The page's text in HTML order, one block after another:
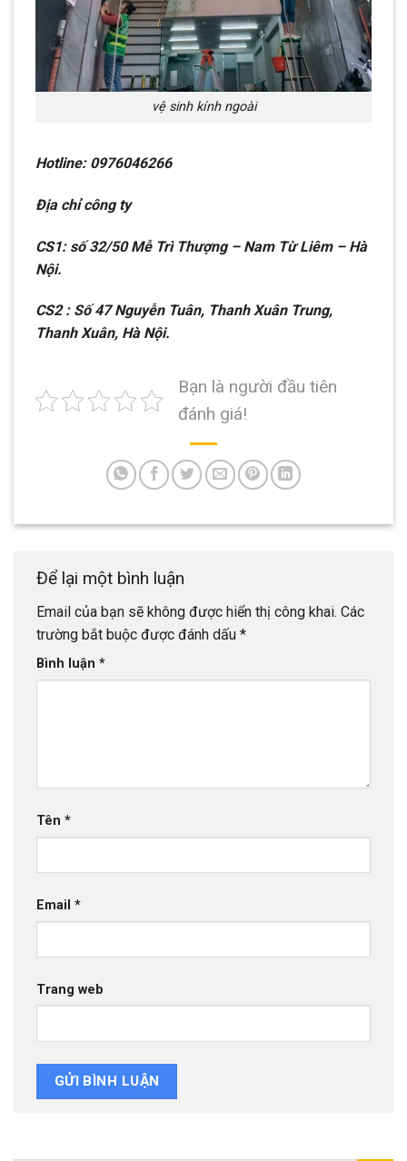
vệ sinh kính ngoài
Hotline: 0976046266
Địa chỉ công ty
CS1: số 32/50 Mễ Trì Thượng – Nam Từ Liêm – Hà
Nội.
CS2 : Số 47 Nguyễn Tuân, Thanh Xuân Trung,
Thanh Xuân, Hà Nội.
Bạn là người đầu tiên
đánh giá!
Để lại một bình luận
Email của bạn sẽ không được hiển thị công khai. Các
trường bắt buộc được đánh dấu *
Bình luận *
Tên *
Email *
Trang web